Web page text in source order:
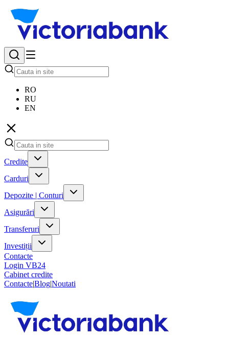
RO
RU
EN
Credite
Carduri
Depozite | Conturi
Asigurări
Transferuri
Investiții
Contacte
Login VB24
Cabinet credite
Contacte|Blog|Noutati